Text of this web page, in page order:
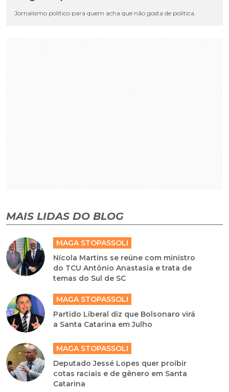
Jornalismo político para quem acha que não gosta de política.
MAIS LIDAS DO BLOG
MAGA STOPASSOLI
Nícola Martins se reúne com ministro
do TCU Antônio Anastasia e trata de
temas do Sul de SC
MAGA STOPASSOLI
Partido Liberal diz que Bolsonaro virá
a Santa Catarina em Julho
MAGA STOPASSOLI
Deputado Jessé Lopes quer proibir
cotas raciais e de gênero em Santa
Catarina